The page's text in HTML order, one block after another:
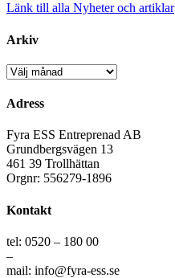
Länk till alla Nyheter och artiklar
Arkiv
Arkiv
Adress
Fyra ESS Entreprenad AB
Grundbergsvägen 13
461 39 Trollhättan
Orgnr: 556279-1896
Kontakt
tel: 0520 – 180 00
–
mail: info@fyra-ess.se